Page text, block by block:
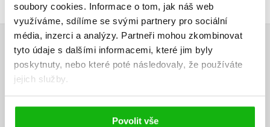
soubory cookies. Informace o tom, jak náš web
využíváme, sdílíme se svými partnery pro sociální
média, inzerci a analýzy. Partneři mohou zkombinovat
tyto údaje s dalšími informacemi, které jim byly
poskytnuty, nebo které poté následovaly, že používáte
jejich služby.
Povolit vše
HODNOCENÍ ČTENÁŘŮ
V současné době nejsou vytvořena žádná uživatelská hodnocení.